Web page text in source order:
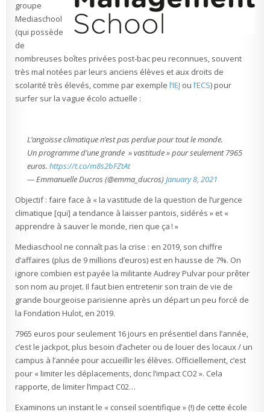
groupe
Mediaschool
(qui possède
de
nombreuses boîtes privées post-bac peu reconnues, souvent
très mal notées par leurs anciens élèves et aux droits de
scolarité très élevés, comme par exemplel’IEJ oul’ECS) pour
surfer sur la vague écolo actuelle :
L’angoisse climatique n’est pas perdue pour tout le monde.
Un programme d’une grande » vastitude » pour seulement 7965
euros.https://t.co/m8s2bFZtAt
— Emmanuelle Ducros (@emma_ducros)January 8, 2021
Objectif : faire face à « la vastitude de la question de l’urgence
climatique [qui] a tendance à laisser pantois, sidérés » et «
apprendre à sauver le monde, rien que ça ! »
Mediaschool ne connaît pas la crise : en 2019, son chiffre
d’affaires (plus de 9 millions d’euros) est en hausse de 7%. On
ignore combien est payée la militante Audrey Pulvar pour prêter
son nom au projet. Il faut bien entretenir son train de vie de
grande bourgeoise parisienne après un départ un peu forcé de
la Fondation Hulot, en 2019.
7965 euros pour seulement 16 jours en présentiel dans l’année,
c’est le jackpot, plus besoin d’acheter ou de louer des locaux / un
campus à l’année pour accueillir les élèves. Officiellement, c’est
pour « limiter les déplacements, donc l’impact CO2 ». Cela
rapporte, de limiter l’impact C02…
Examinons un instant le « conseil scientifique » (!) de cette école